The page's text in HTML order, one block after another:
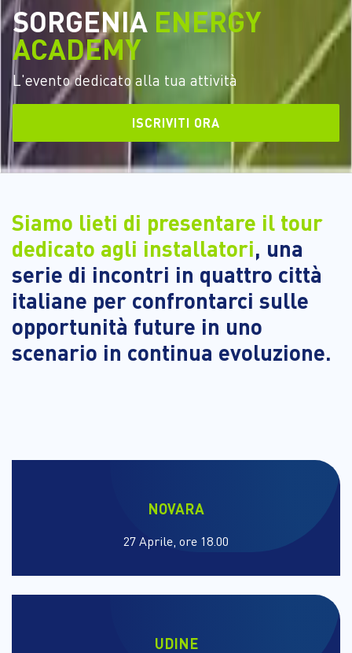
SORGENIA ENERGY
ACADEMY
L'evento dedicato alla tua attività
ISCRIVITI ORA
Siamo lieti di presentare il tour
dedicato agli installatori, una
serie di incontri in quattro città
italiane per confrontarci sulle
opportunità future in uno
scenario in continua evoluzione.
NOVARA
27 Aprile, ore 18.00
UDINE